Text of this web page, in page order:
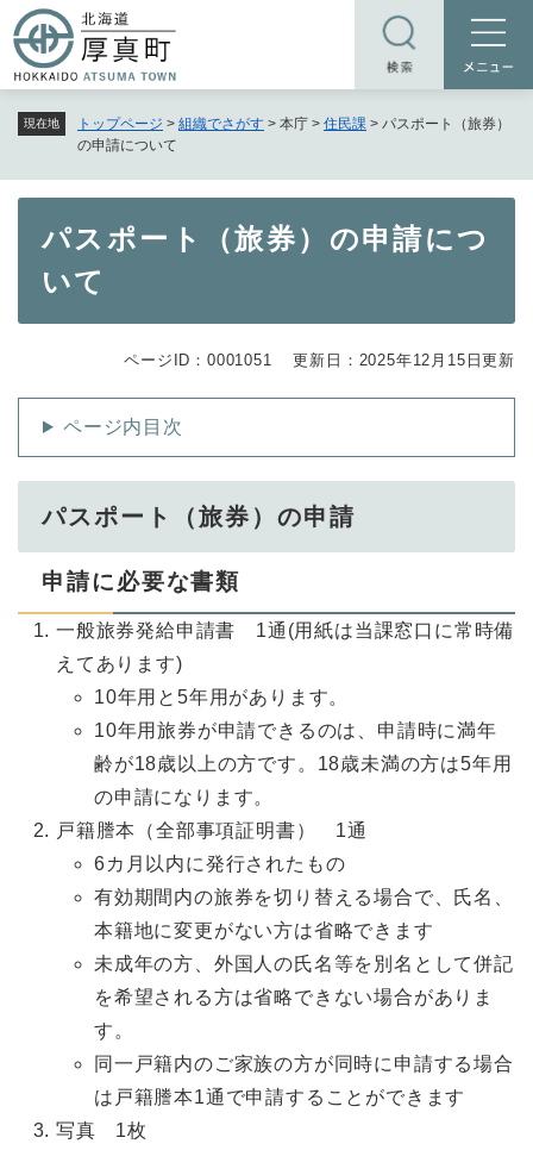
ー
ジ
で
現在地 トップページ > 組織でさがす > 本庁 > 住民課 > パスポート（旅券）
の申請について
パスポート（旅券）の申請につ
いて
ページID：0001051 更新日：2025年12月15日更新
ページ内目次
パスポート（旅券）の申請
申請に必要な書類
一般旅券発給申請書 1通(用紙は当課窓口に常時備
えてあります)
10年用と5年用があります。
10年用旅券が申請できるのは、申請時に満年
齢が18歳以上の方です。18歳未満の方は5年用
の申請になります。
戸籍謄本（全部事項証明書） 1通
6カ月以内に発行されたもの
有効期間内の旅券を切り替える場合で、氏名、
本籍地に変更がない方は省略できます
未成年の方、外国人の氏名等を別名として併記
を希望される方は省略できない場合がありま
す。
同一戸籍内のご家族の方が同時に申請する場合
は戸籍謄本1通で申請することができます
写真 1枚